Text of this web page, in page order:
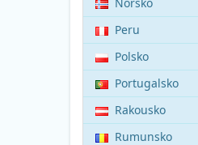
Peru
Polsko
Portugalsko
Rakousko
Rumunsko